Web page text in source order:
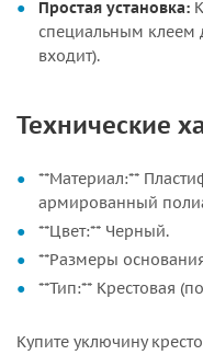
Простая установка:
специальным клеем
входит).
Технические
**Материал:**
армированный
**Цвет:** Черный.
**Размеры
**Тип:** Крестовая
Купите уключину